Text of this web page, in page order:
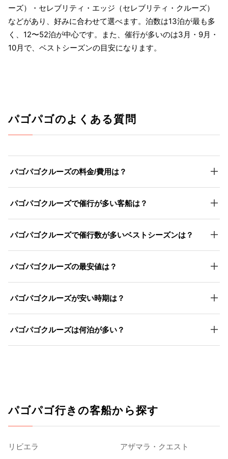
ーズ）・セレブリティ・エッジ（セレブリティ・クルーズ）
などがあり、好みに合わせて選べます。泊数は13泊が最も多
く、12〜52泊が中心です。また、催行が多いのは3月・9月・
10月で、ベストシーズンの目安になります。
パゴパゴのよくある質問
パゴパゴクルーズの料金/費用は？
パゴパゴクルーズで催行が多い客船は？
パゴパゴクルーズで催行数が多いベストシーズンは？
パゴパゴクルーズの最安値は？
パゴパゴクルーズが安い時期は？
パゴパゴクルーズは何泊が多い？
パゴパゴ行きの客船から探す
リビエラ アザマラ・クエスト